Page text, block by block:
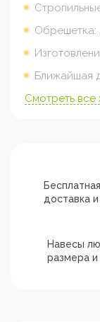
Обрешетка:
Ближайшая
Смотреть все
Бесплатная
доставка
Навесы
размера